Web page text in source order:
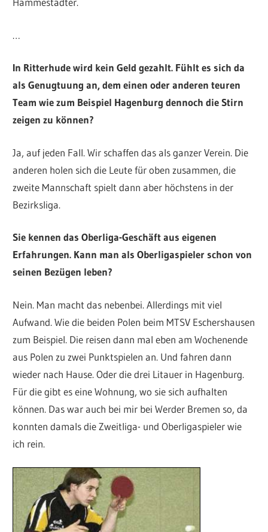
…
In Ritterhude wird kein Geld gezahlt. Fühlt es sich da
als Genugtuung an, dem einen oder anderen teuren
Team wie zum Beispiel Hagenburg dennoch die Stirn
zeigen zu können?
Ja, auf jeden Fall. Wir schaffen das als ganzer Verein. Die
anderen holen sich die Leute für oben zusammen, die
zweite Mannschaft spielt dann aber höchstens in der
Bezirksliga.
Sie kennen das Oberliga-Geschäft aus eigenen
Erfahrungen. Kann man als Oberligaspieler schon von
seinen Bezügen leben?
Nein. Man macht das nebenbei. Allerdings mit viel
Aufwand. Wie die beiden Polen beim MTSV Eschershausen
zum Beispiel. Die reisen dann mal eben am Wochenende
aus Polen zu zwei Punktspielen an. Und fahren dann
wieder nach Hause. Oder die drei Litauer in Hagenburg.
Für die gibt es eine Wohnung, wo sie sich aufhalten
können. Das war auch bei mir bei Werder Bremen so, da
konnten damals die Zweitliga- und Oberligaspieler wie
ich rein.